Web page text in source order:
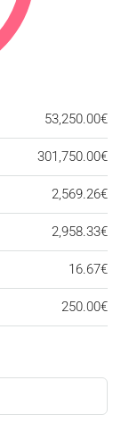
53,250.00€
301,750.00€
2,569.26€
2,958.33€
16.67€
250.00€